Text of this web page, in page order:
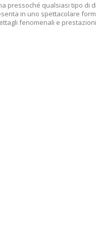
pressoché qualsiasi tipo
in uno spettacolare
fenomenali e